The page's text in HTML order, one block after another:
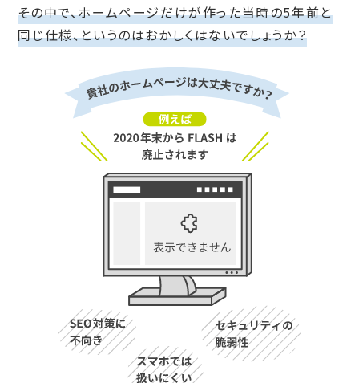
その中で、ホームページだけが作った当時の5年前と
同じ仕様、というのはおかしくはないでしょうか？